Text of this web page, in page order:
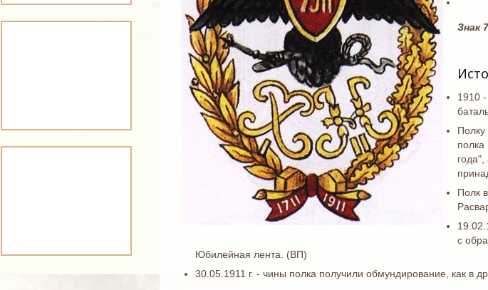
Знак
1910
Полк
с
Юбилейная лента. (ВП)
30.05.1911 г. - чины полка получили обмундирование, как в